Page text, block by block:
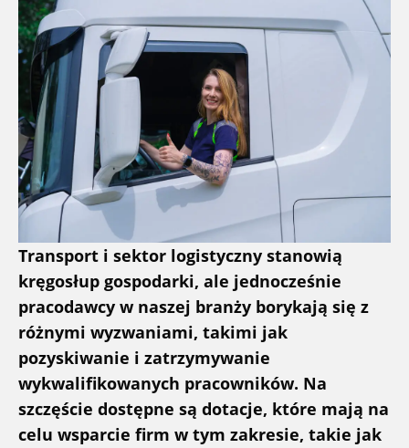
Transport i sektor logistyczny stanowią
kręgosłup gospodarki, ale jednocześnie
pracodawcy w naszej branży borykają się z
różnymi wyzwaniami, takimi jak
pozyskiwanie i zatrzymywanie
wykwalifikowanych pracowników. Na
szczęście dostępne są dotacje, które mają na
celu wsparcie firm w tym zakresie, takie jak